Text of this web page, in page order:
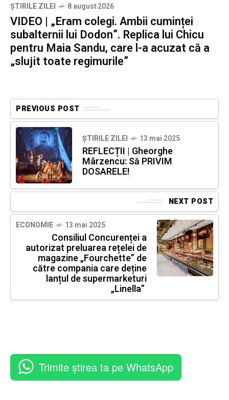
ȘTIRILE ZILEI 8 august 2026
VIDEO | „Eram colegi. Ambii cuminței
subalternii lui Dodon”. Replica lui Chicu
pentru Maia Sandu, care l-a acuzat că a
„slujit toate regimurile”
PREVIOUS POST
ȘTIRILE ZILEI 13 mai 2025
REFLECȚII | Gheorghe
Mârzencu: Să PRIVIM
DOSARELE!
NEXT POST
ECONOMIE 13 mai 2025
Consiliul Concurenței a
autorizat preluarea rețelei de
magazine „Fourchette” de
către compania care deține
lanțul de supermarketuri
„Linella”
Trimite știrea ta pe WhatsApp